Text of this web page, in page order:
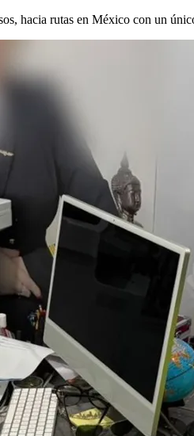
hacia rutas en México con un